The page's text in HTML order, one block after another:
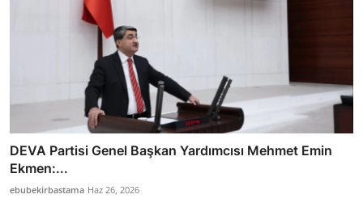
DEVA Partisi Genel Başkan Yardımcısı Mehmet Emin
Ekmen:...
ebubekirbastama Haz 26, 2026